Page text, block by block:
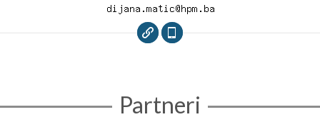
Partneri